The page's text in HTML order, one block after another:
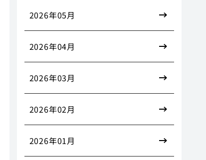
2026年05月
2026年04月
2026年03月
2026年02月
2026年01月